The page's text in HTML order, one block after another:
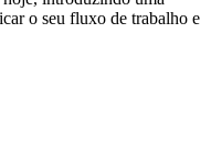
o seu fluxo de trabalho e